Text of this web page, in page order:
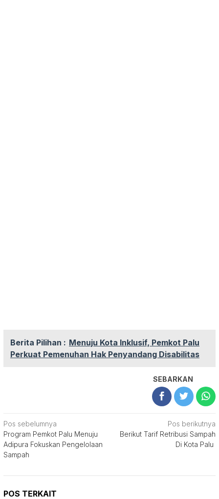
Berita Pilihan : Menuju Kota Inklusif, Pemkot Palu
Perkuat Pemenuhan Hak Penyandang Disabilitas
SEBARKAN
Navigasi
pos
Pos sebelumnya
Program Pemkot Palu Menuju
Adipura Fokuskan Pengelolaan
Sampah
Pos berikutnya
Berikut Tarif Retribusi Sampah
Di Kota Palu
POS TERKAIT